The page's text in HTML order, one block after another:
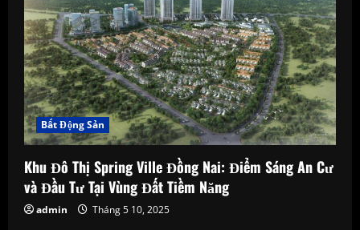
t
i
o
n Bất Động Sản
Khu Đô Thị Spring Ville Đồng Nai: Điểm Sáng An Cư
và Đầu Tư Tại Vùng Đất Tiềm Năng
admin Tháng 5 10, 2025